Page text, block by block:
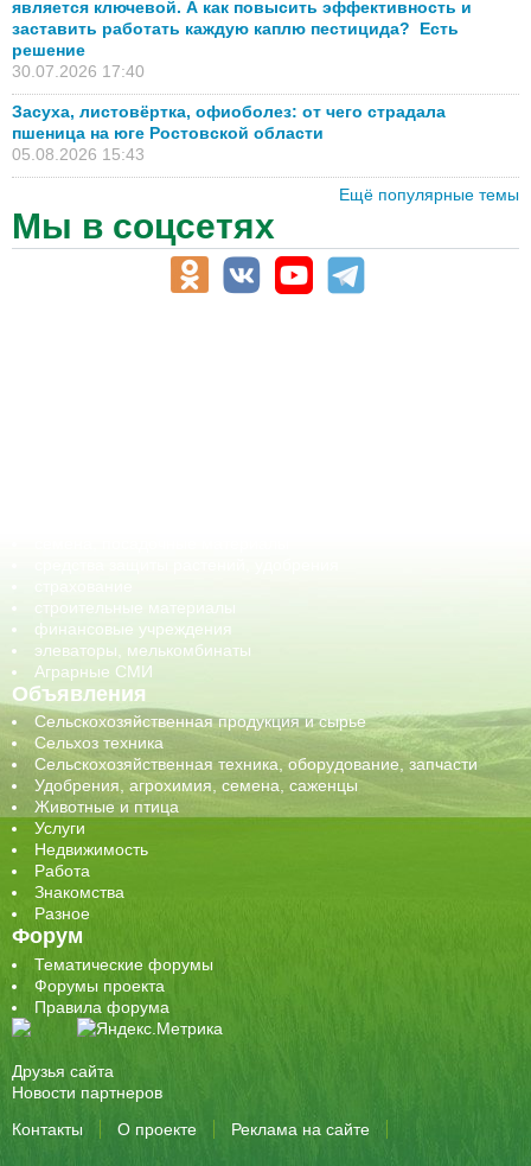
является ключевой. А как повысить эффективность и
заставить работать каждую каплю пестицида? Есть
решение
30.07.2026 17:40
Засуха, листовёртка, офиоболез: от чего страдала
пшеница на юге Ростовской области
05.08.2026 15:43
Ещё популярные темы
Мы в соцсетях
строительные материалы
финансовые учреждения
элеваторы, мелькомбинаты
Аграрные СМИ
Объявления
Сельскохозяйственная продукция и сырье
Сельхоз техника
Сельскохозяйственная техника, оборудование, запчасти
Удобрения, агрохимия, семена, саженцы
Животные и птица
Услуги
Недвижимость
Работа
Знакомства
Разное
Форум
Тематические форумы
Форумы проекта
Правила форума
Друзья сайта
Новости партнеров
Контакты
О проекте Реклама на сайте